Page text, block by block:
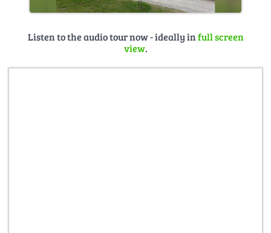
Listen to the audio tour now - ideally infull screen
view.